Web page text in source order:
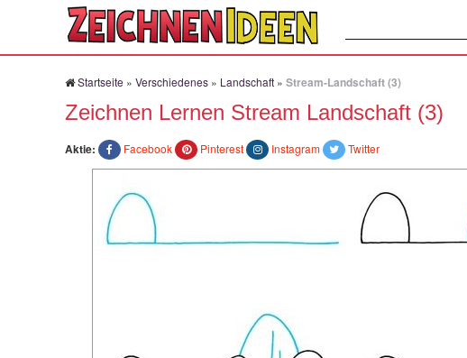
Startseite » Verschiedenes » Landschaft » Stream-Landschaft (3)
Zeichnen Lernen Stream Landschaft (3)
Aktie: Facebook Pinterest Instagram Twitter